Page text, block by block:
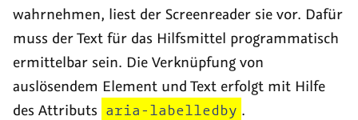
wahrnehmen, liest der Screenreader sie vor. Dafür
muss der Text für das Hilfsmittel programmatisch
ermittelbar sein. Die Verknüpfung von
auslösendem Element und Text erfolgt mit Hilfe
des Attributs aria-labelledby .